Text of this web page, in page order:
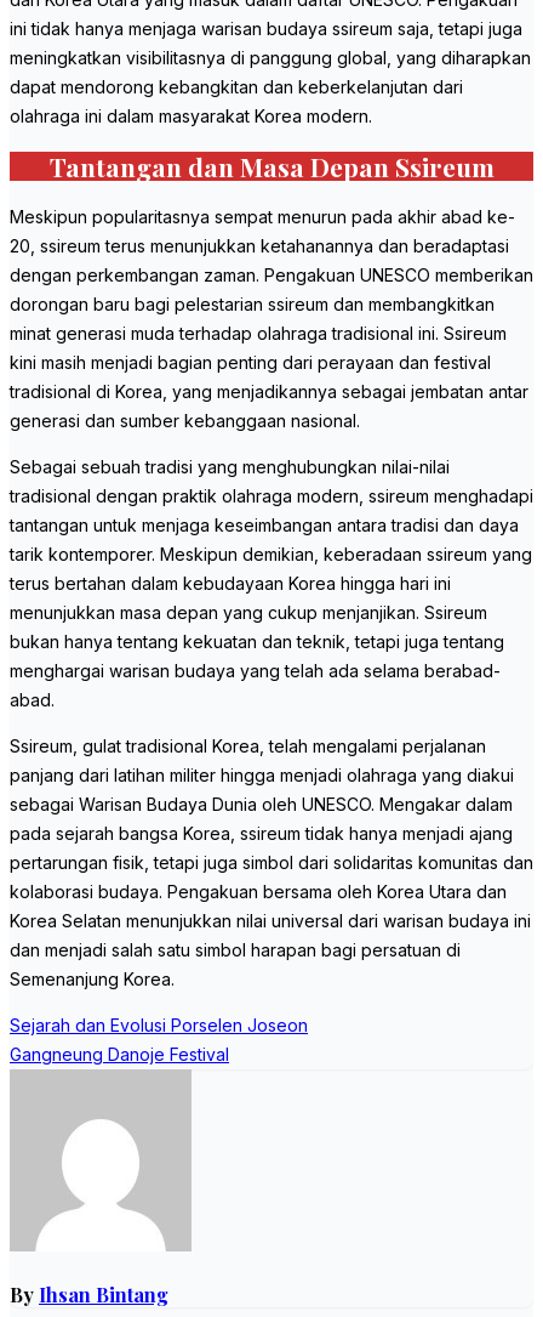
ini tidak hanya menjaga warisan budaya ssireum saja, tetapi juga
meningkatkan visibilitasnya di panggung global, yang diharapkan
dapat mendorong kebangkitan dan keberkelanjutan dari
olahraga ini dalam masyarakat Korea modern.
Tantangan dan Masa Depan Ssireum
Meskipun popularitasnya sempat menurun pada akhir abad ke-
20, ssireum terus menunjukkan ketahanannya dan beradaptasi
dengan perkembangan zaman. Pengakuan UNESCO memberikan
dorongan baru bagi pelestarian ssireum dan membangkitkan
minat generasi muda terhadap olahraga tradisional ini. Ssireum
kini masih menjadi bagian penting dari perayaan dan festival
tradisional di Korea, yang menjadikannya sebagai jembatan antar
generasi dan sumber kebanggaan nasional.
Sebagai sebuah tradisi yang menghubungkan nilai-nilai
tradisional dengan praktik olahraga modern, ssireum menghadapi
tantangan untuk menjaga keseimbangan antara tradisi dan daya
tarik kontemporer. Meskipun demikian, keberadaan ssireum yang
terus bertahan dalam kebudayaan Korea hingga hari ini
menunjukkan masa depan yang cukup menjanjikan. Ssireum
bukan hanya tentang kekuatan dan teknik, tetapi juga tentang
menghargai warisan budaya yang telah ada selama berabad-
abad.
Ssireum, gulat tradisional Korea, telah mengalami perjalanan
panjang dari latihan militer hingga menjadi olahraga yang diakui
sebagai Warisan Budaya Dunia oleh UNESCO. Mengakar dalam
pada sejarah bangsa Korea, ssireum tidak hanya menjadi ajang
pertarungan fisik, tetapi juga simbol dari solidaritas komunitas dan
kolaborasi budaya. Pengakuan bersama oleh Korea Utara dan
Korea Selatan menunjukkan nilai universal dari warisan budaya ini
dan menjadi salah satu simbol harapan bagi persatuan di
Semenanjung Korea.
Post
navigation
Sejarah dan Evolusi Porselen Joseon
Gangneung Danoje Festival
By Ihsan Bintang